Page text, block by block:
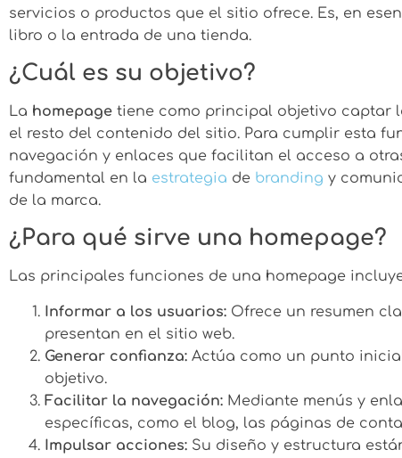
servicios o productos que el sitio ofrece. Es, en
libro o la entrada de una tienda.
¿Cuál es su objetivo?
La homepage tiene como principal objetivo captar
el resto del contenido del sitio. Para cumplir esta
navegación y enlaces que facilitan el acceso a
fundamental en la estrategia de branding y
de la marca.
¿Para qué sirve una homepage?
Las principales funciones de una homepage
Informar a los usuarios: Ofrece un resumen
presentan en el sitio web.
Generar confianza: Actúa como un punto
objetivo.
Facilitar la navegación: Mediante menús y
específicas, como el blog, las páginas de
Impulsar acciones: Su diseño y estructura